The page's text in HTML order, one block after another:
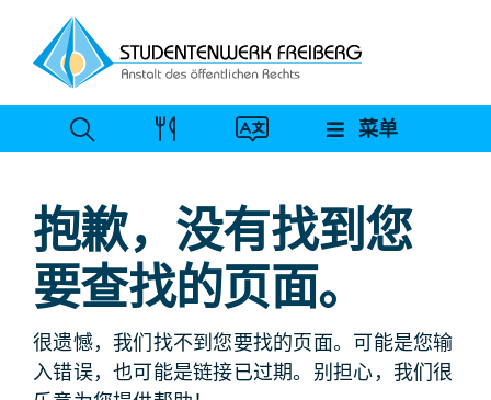
容
菜单
抱歉，没有找到您
要查找的页面。
很遗憾，我们找不到您要找的页面。可能是您输
入错误，也可能是链接已过期。别担心，我们很